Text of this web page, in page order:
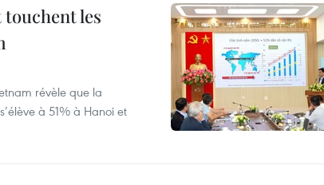
les
révèle que la
à 51% à Hanoi et